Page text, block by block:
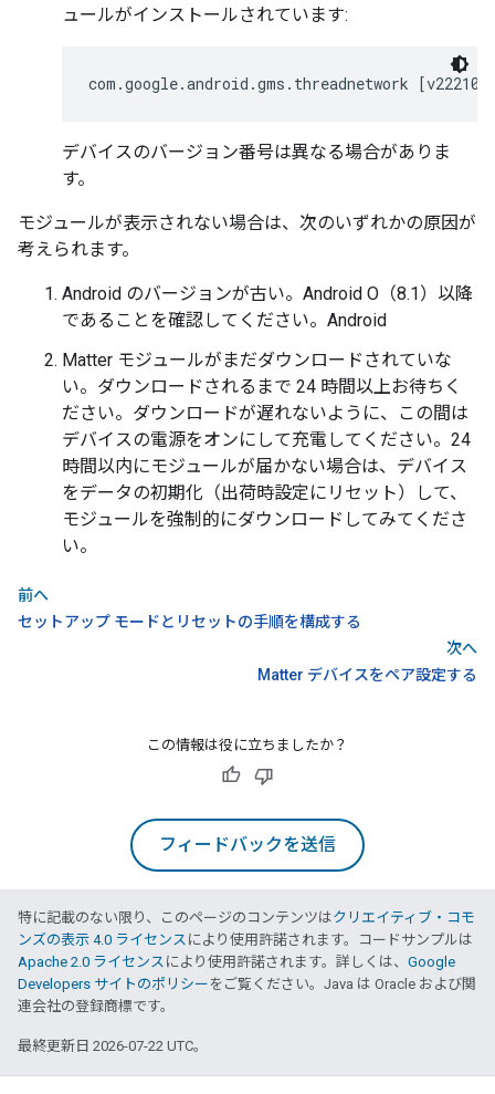
ュールがインストールされています:
com.google.android.gms.threadnetwork
デバイスのバージョン番号は異なる場合がありま
す。
モジュールが表示されない場合は、次のいずれかの原因が
考えられます。
Android のバージョンが古い。Android O（8.1）以降
であることを確認してください。 Android
Matter モジュールがまだダウンロードされていな
い。ダウンロードされるまで 24 時間以上お待ちく
ださい。ダウンロードが遅れないように、この間は
デバイスの電源をオンにして充電してください。24
時間以内にモジュールが届かない場合は、デバイス
をデータの初期化（出荷時設定にリセット）して、
モジュールを強制的にダウンロードしてみてくださ
い。
前へ
セットアップ モードとリセットの手順を構成する
次へ
Matter デバイスをペア設定する
この情報は役に立ちましたか？
フィードバックを送信
特に記載のない限り、このページのコンテンツはクリエイティブ・コモ
ンズの表示 4.0 ライセンス により使用許諾されます。コードサンプルは
Apache 2.0 ライセンス により使用許諾されます。詳しくは、 Google
Developers サイトのポリシー をご覧ください。Java は Oracle および関
連会社の登録商標です。
最終更新日 2026-07-22 UTC。